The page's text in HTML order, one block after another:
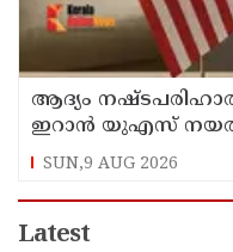
ആദ്യം
ഇറാന്‍ യുഎസ്
അനിശ്ചിതത്വം
SUN,9 AUG 2026
Latest